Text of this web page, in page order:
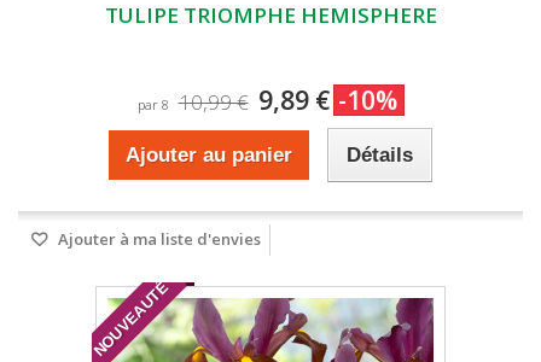
TULIPE TRIOMPHE HEMISPHERE
par 8 10,99 € 9,89 € -10%
Ajouter au panier Détails
Ajouter à ma liste d'envies
NOUVEAUTÉ